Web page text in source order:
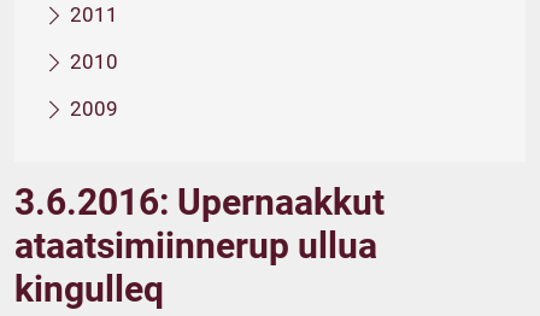
2011
2010
2009
3.6.2016: Upernaakkut
ataatsimiinnerup ullua
kingulleq